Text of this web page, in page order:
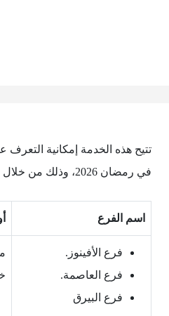
تتيح هذه الخدمة إمكانية التعرف
في رمضان 2026، وذلك من خلال الجدول التالي:
اسم الفرع
فرع الأفينوز.
فرع العاصمة.
فرع البيرق